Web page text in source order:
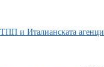
и Италианската